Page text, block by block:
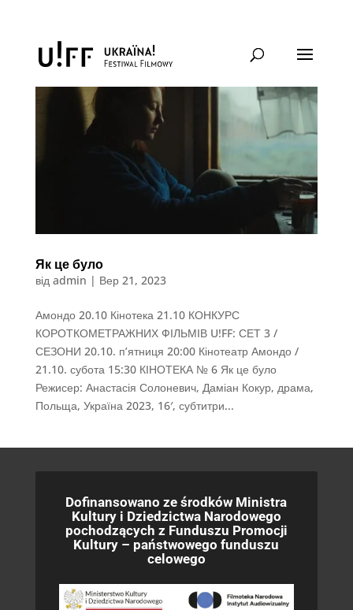
Як це було
від admin | Вер 21, 2023
Амондо 20.10 Кінотека 21.10 КОНКУРС
КОРОТКОМЕТРАЖНИХ ФІЛЬМІВ U!FF: СЕТ 3 /
СЕЗОНИ 20.10. п’ятниця 20:00 Кінотеатр Амондо /
21.10. субота 15:30 КІНОТЕКА № 6 Як це було
Режисер: Анастасія Солоневич, Даміан Кокур, драма,
Польща, Україна 2023, 16′, субтитри...
Dofinansowano ze środków Ministra
Kultury i Dziedzictwa Narodowego
pochodzących z Funduszu Promocji
Kultury – państwowego funduszu
celowego